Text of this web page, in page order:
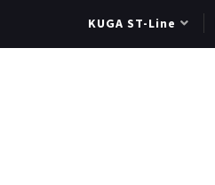
KUGA ST-Line